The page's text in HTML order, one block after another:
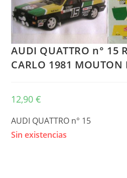
AUDI QUATTRO n° 15
CARLO 1981 MOUTON
12,90€
AUDI QUATTRO n° 15
Sin existencias